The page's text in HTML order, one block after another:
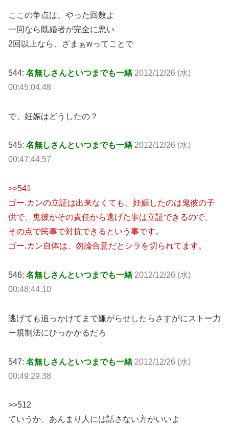
ここの争点は、やった回数よ
一回なら既婚者が完全に悪い
2回以上なら、ざまぁwってことで
544: 名無しさんといつまでも一緒 2012/12/26 (水)
00:45:04.48
で、妊娠はどうしたの？
545: 名無しさんといつまでも一緒 2012/12/26 (水)
00:47:44.57
>>541
ゴー.カンの立証は出来なくても、妊娠したのは鬼彼の子
供で、鬼彼がその責任から逃げた事は立証できるので、
その点で民事で対抗できるという事です。
ゴー.カン自体は、勿論合意だとシラを切られてます。
546: 名無しさんといつまでも一緒 2012/12/26 (水)
00:48:44.10
逃げても追っかけてまで嫌がらせしたらさすがにストー力
ー規制法にひっかかるだろ
547: 名無しさんといつまでも一緒 2012/12/26 (水)
00:49:29.38
>>512
ていうか、あんまり人には話さない方がいいよ